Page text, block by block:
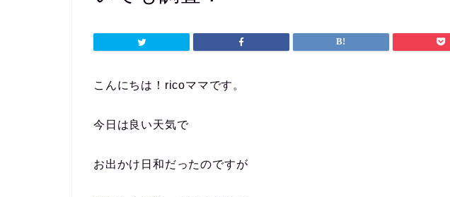
こんにちは！ricoママです。
今日は良い天気で
お出かけ日和だったのですが